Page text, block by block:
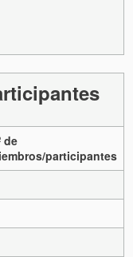
de
participantes